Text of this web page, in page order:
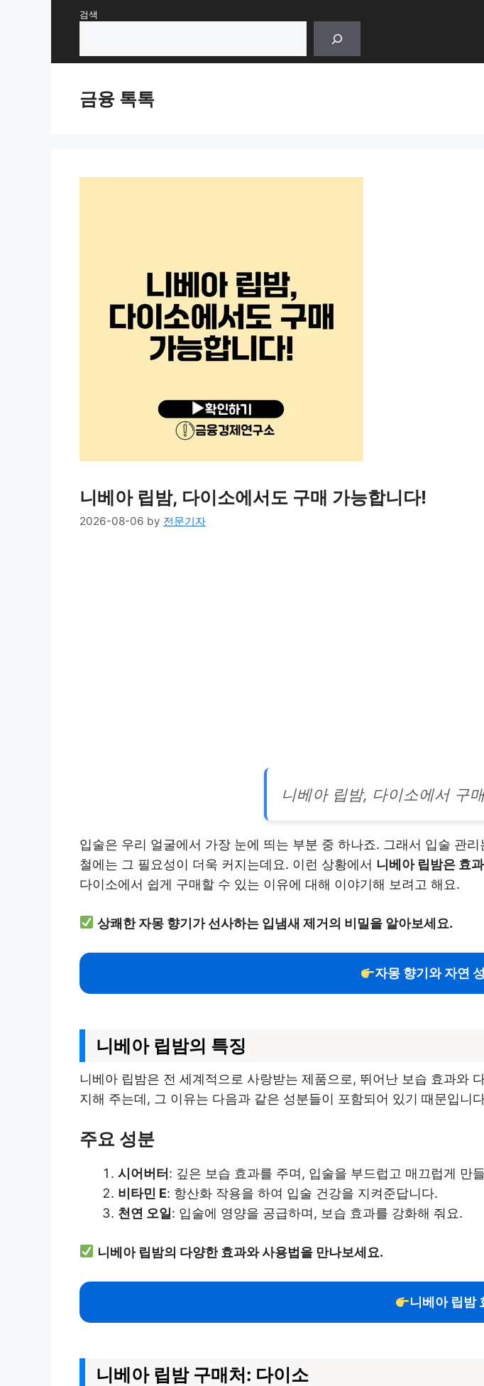
검색
금융 톡톡
니베아 립밤, 다이소에서도 구매 가능합니다!
2026-08-06 by 전문기자
니베아 립밤, 다이소에서 구
입술은 우리 얼굴에서 가장 눈에 띄는 부분 중 하나죠. 그래서 입술 관
철에는 그 필요성이 더욱 커지는데요. 이런 상황에서 니베아 립밤은 효
다이소에서 쉽게 구매할 수 있는 이유에 대해 이야기해 보려고 해요.
상쾌한 자몽 향기가 선사하는 입냄새 제거의 비밀을 알아보세요.
자몽 향기와 자연
니베아 립밤의 특징
니베아 립밤은 전 세계적으로 사랑받는 제품으로, 뛰어난 보습 효과와
지해 주는데, 그 이유는 다음과 같은 성분들이 포함되어 있기 때문입니
주요 성분
시어버터: 깊은 보습 효과를 주며, 입술을 부드럽고 매끄럽게 만
비타민 E: 항산화 작용을 하여 입술 건강을 지켜준답니다.
천연 오일: 입술에 영양을 공급하며, 보습 효과를 강화해 줘요.
니베아 립밤의 다양한 효과와 사용법을 만나보세요.
니베아 립밤
니베아 립밤 구매처: 다이소